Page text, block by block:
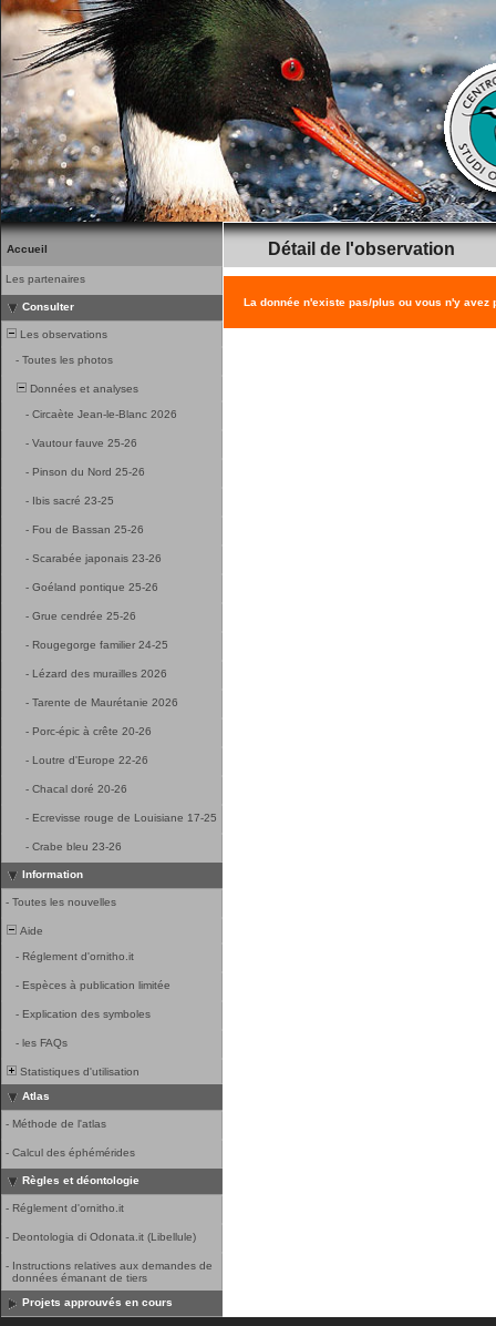
Accueil
Les partenaires
Consulter
Les observations
- Toutes les photos
Données et analyses
- Circaète Jean-le-Blanc 2026
- Vautour fauve 25-26
- Pinson du Nord 25-26
- Ibis sacré 23-25
- Fou de Bassan 25-26
- Scarabée japonais 23-26
- Goéland pontique 25-26
- Grue cendrée 25-26
- Rougegorge familier 24-25
- Lézard des murailles 2026
- Tarente de Maurétanie 2026
- Porc-épic à crête 20-26
- Loutre d'Europe 22-26
- Chacal doré 20-26
- Ecrevisse rouge de Louisiane 17-25
- Crabe bleu 23-26
Information
- Toutes les nouvelles
Aide
- Réglement d'ornitho.it
- Espèces à publication limitée
- Explication des symboles
- les FAQs
Statistiques d'utilisation
Atlas
- Méthode de l'atlas
- Calcul des éphémérides
Règles et déontologie
- Réglement d'ornitho.it
- Deontologia di Odonata.it (Libellule)
- Instructions relatives aux demandes de
données émanant de tiers
Projets approuvés en cours
Détail de l'observation
La donnée n'existe pas/plus ou vous n'y avez